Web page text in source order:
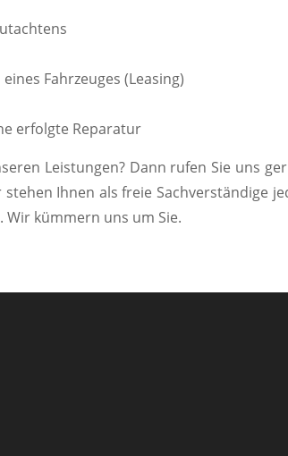
Fahrzeuges (Leasing)
erfolgte Reparatur
Leistungen? Dann rufen Sie uns
Ihnen als freie Sachverständige
kümmern uns um Sie.